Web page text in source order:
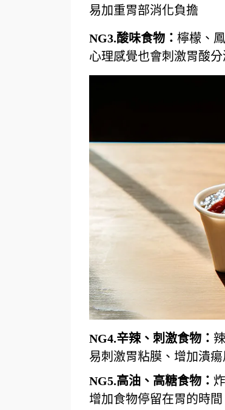
易加重胃部消化負擔
NG3.酸味食物： 檸檬、
心理感覺也會刺激胃酸分
NG4.辛辣、刺激食物：
易刺激胃粘膜、增加潰瘍
NG5.高油、高糖食物：
增加食物停留在胃的時